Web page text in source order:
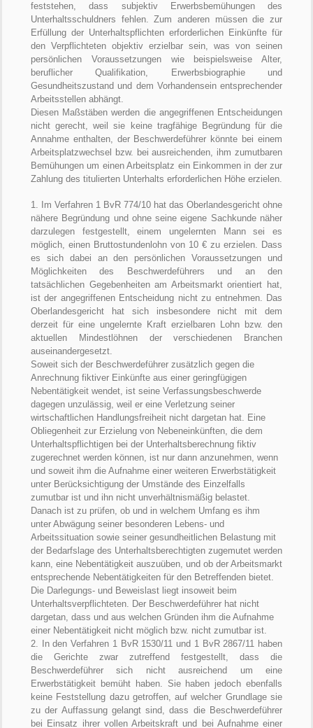
feststehen, dass subjektiv Erwerbsbemühungen des
Unterhaltsschuldners fehlen. Zum anderen müssen die zur
Erfüllung der Unterhaltspflichten erforderlichen Einkünfte für
den Verpflichteten objektiv erzielbar sein, was von seinen
persönlichen Voraussetzungen wie beispielsweise Alter,
beruflicher Qualifikation, Erwerbsbiographie und
Gesundheitszustand und dem Vorhandensein entsprechender
Arbeitsstellen abhängt.
Diesen Maßstäben werden die angegriffenen Entscheidungen
nicht gerecht, weil sie keine tragfähige Begründung für die
Annahme enthalten, der Beschwerdeführer könnte bei einem
Arbeitsplatzwechsel bzw. bei ausreichenden, ihm zumutbaren
Bemühungen um einen Arbeitsplatz ein Einkommen in der zur
Zahlung des titulierten Unterhalts erforderlichen Höhe erzielen.
1. Im Verfahren 1 BvR 774/10 hat das Oberlandesgericht ohne
nähere Begründung und ohne seine eigene Sachkunde näher
darzulegen festgestellt, einem ungelernten Mann sei es
möglich, einen Bruttostundenlohn von 10 € zu erzielen. Dass
es sich dabei an den persönlichen Voraussetzungen und
Möglichkeiten des Beschwerdeführers und an den
tatsächlichen Gegebenheiten am Arbeitsmarkt orientiert hat,
ist der angegriffenen Entscheidung nicht zu entnehmen. Das
Oberlandesgericht hat sich insbesondere nicht mit dem
derzeit für eine ungelernte Kraft erzielbaren Lohn bzw. den
aktuellen Mindestlöhnen der verschiedenen Branchen
auseinandergesetzt.
Soweit sich der Beschwerdeführer zusätzlich gegen die
Anrechnung fiktiver Einkünfte aus einer geringfügigen
Nebentätigkeit wendet, ist seine Verfassungsbeschwerde
dagegen unzulässig, weil er eine Verletzung seiner
wirtschaftlichen Handlungsfreiheit nicht dargetan hat. Eine
Obliegenheit zur Erzielung von Nebeneinkünften, die dem
Unterhaltspflichtigen bei der Unterhaltsberechnung fiktiv
zugerechnet werden können, ist nur dann anzunehmen, wenn
und soweit ihm die Aufnahme einer weiteren Erwerbstätigkeit
unter Berücksichtigung der Umstände des Einzelfalls
zumutbar ist und ihn nicht unverhältnismäßig belastet.
Danach ist zu prüfen, ob und in welchem Umfang es ihm
unter Abwägung seiner besonderen Lebens- und
Arbeitssituation sowie seiner gesundheitlichen Belastung mit
der Bedarfslage des Unterhaltsberechtigten zugemutet werden
kann, eine Nebentätigkeit auszuüben, und ob der Arbeitsmarkt
entsprechende Nebentätigkeiten für den Betreffenden bietet.
Die Darlegungs- und Beweislast liegt insoweit beim
Unterhaltsverpflichteten. Der Beschwerdeführer hat nicht
dargetan, dass und aus welchen Gründen ihm die Aufnahme
einer Nebentätigkeit nicht möglich bzw. nicht zumutbar ist.
2. In den Verfahren 1 BvR 1530/11 und 1 BvR 2867/11 haben
die Gerichte zwar zutreffend festgestellt, dass die
Beschwerdeführer sich nicht ausreichend um eine
Erwerbstätigkeit bemüht haben. Sie haben jedoch ebenfalls
keine Feststellung dazu getroffen, auf welcher Grundlage sie
zu der Auffassung gelangt sind, dass die Beschwerdeführer
bei Einsatz ihrer vollen Arbeitskraft und bei Aufnahme einer